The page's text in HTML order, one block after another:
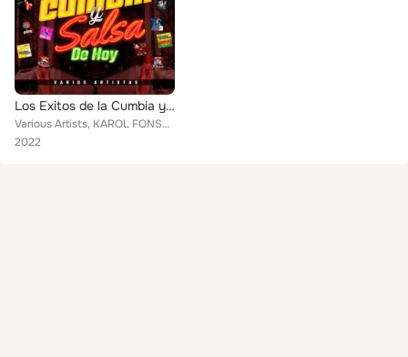
Los Exitos de la Cumbia y Salsa de Hoy
Various Artists, KAROL FONSECA, KAYAMBO DE ODY GUTIERREZ, EL BLOKE, LOS UNICOS 9 DE COLOMBIA, LAS ESTRELLAS DE COLOMBIA EDC, JES...
2022